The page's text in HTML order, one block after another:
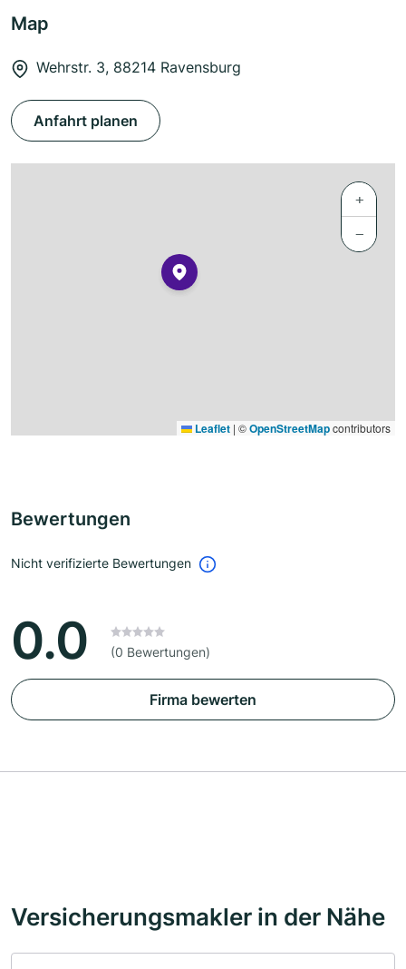
Map
Wehrstr. 3, 88214 Ravensburg
Anfahrt planen
+
−
Leaflet | ©OpenStreetMapcontributors
Bewertungen
Nicht verifizierte Bewertungen
0.0 (0 Bewertungen)
Firma bewerten
Versicherungsmakler in der Nähe